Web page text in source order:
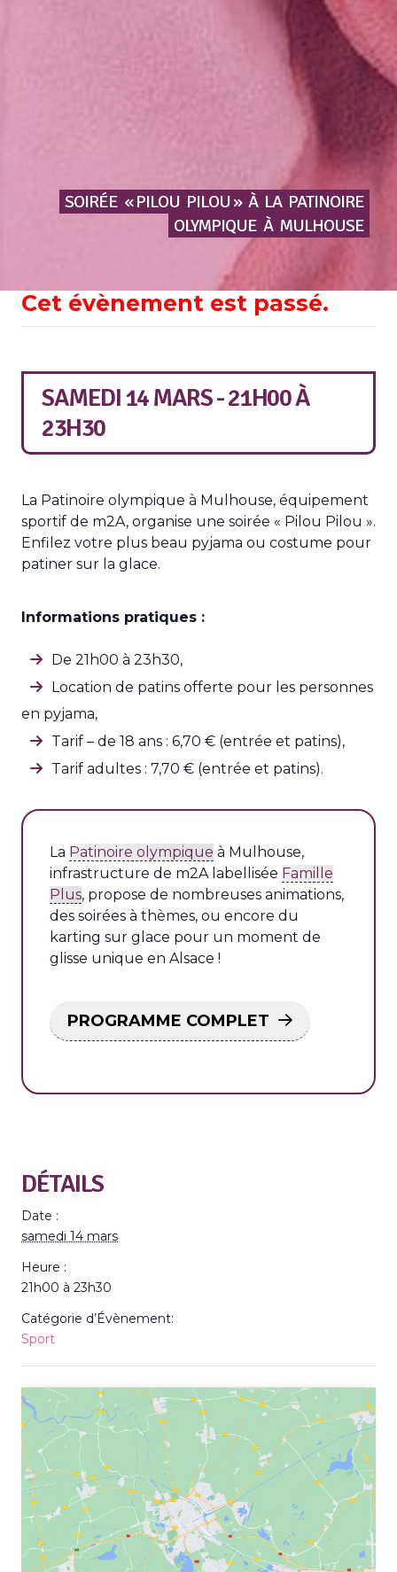
SOIRÉE « PILOU PILOU » À LA PATINOIRE
OLYMPIQUE À MULHOUSE
Cet évènement est passé.
SAMEDI 14 MARS - 21H00À
23H30
La Patinoire olympique à Mulhouse, équipement
sportif de m2A, organise une soirée « Pilou Pilou ».
Enfilez votre plus beau pyjama ou costume pour
patiner sur la glace.
Informations pratiques :
De 21h00 à 23h30,
Location de patins offerte pour les personnes
en pyjama,
Tarif – de 18 ans : 6,70 € (entrée et patins),
Tarif adultes : 7,70 € (entrée et patins).
La Patinoire olympique à Mulhouse,
infrastructure de m2A labellisée Famille
Plus, propose de nombreuses animations,
des soirées à thèmes, ou encore du
karting sur glace pour un moment de
glisse unique en Alsace !
PROGRAMME COMPLET
DÉTAILS
Date :
samedi 14 mars
Heure :
21h00 à 23h30
Catégorie d’Évènement:
Sport